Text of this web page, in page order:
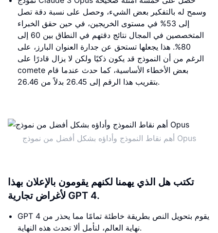
وسمح له بالتفكير بعض الشيء، وحصل على نسبة دقة تصل
إلى 53% في مستوى الخريجين، في حين حقق الخبراء
المتخصصين في المجال نتائج دقتهم في النطاق بين 60 إلى
80%. هذا يجعلها تستحق عن جدارة العنوان البارز، على
الرغم من أن النموذج قد يكون ذكيًا ولكن لا يزال قادرًا على
comete بعض الأخطاء الأساسية، كما حدث عندما قام
بتقريب هذا الرقم إلى 26.45 بدلاً من 26.46.
أهم نقاط النموذج وأداؤه بشكل أفضل من نموذج Opus
تكتب هل الذي يهمنا لكنهم يقومون بالإعلان بهذا
لأغراض تجارية GPT 4.
GPT 4 يقوم بتحويل النص بطريقة خاطئة تمامًا مما يحذر من
نهاية العالم، لنأمل ألا تحدث هذه النهاية.